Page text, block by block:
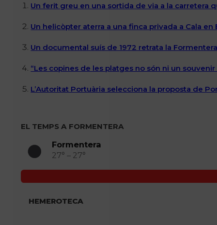
Un ferit greu en una sortida de via a la carretera
Un helicòpter aterra a una finca privada a Cala
Un documental suís de 1972 retrata la
“Les copines de les platges no són ni un
L’Autoritat Portuària selecciona la proposta de
EL TEMPS A FORMENTERA
Formentera
27° – 27°
HEMEROTECA